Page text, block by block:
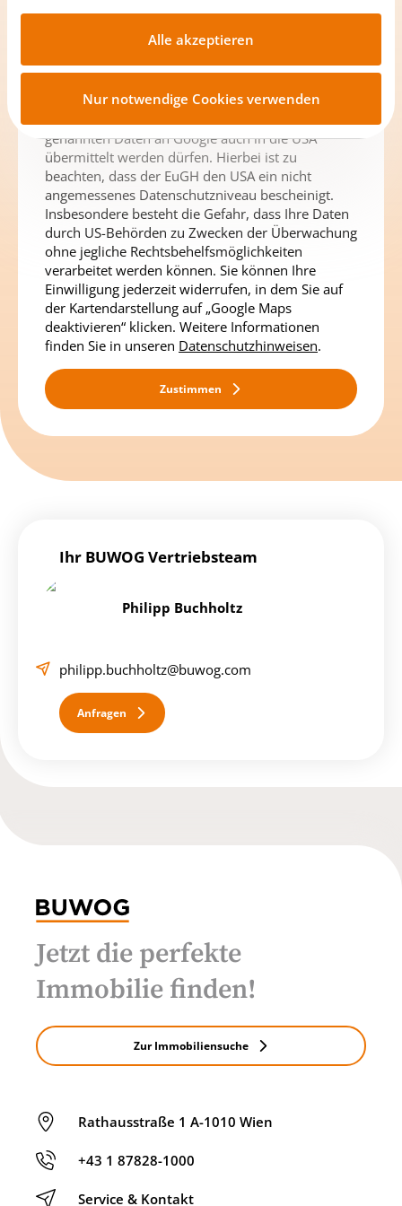
Alle akzeptieren
Nur notwendige Cookies verwenden
der Aktivierung von Google Maps zu, dass wir auf
Grund des Ladens der Karten Ihre IP-Adresse und
Browsers an Google übermitteln. Mit Ihrer
genannten Daten an Google auch in die USA
übermittelt werden dürfen. Hierbei ist zu
beachten, dass der EuGH den USA ein nicht
angemessenes Datenschutzniveau bescheinigt.
Insbesondere besteht die Gefahr, dass Ihre Daten
durch US-Behörden zu Zwecken der Überwachung
ohne jegliche Rechtsbehelfsmöglichkeiten
verarbeitet werden können. Sie können Ihre
Einwilligung jederzeit widerrufen, in dem Sie auf
der Kartendarstellung auf „Google Maps
deaktivieren“ klicken. Weitere Informationen
finden Sie in unseren Datenschutzhinweisen.
Zustimmen
Ihr BUWOG Vertriebsteam
Philipp Buchholtz
philipp.buchholtz@buwog.com
Anfragen
Rathausstraße 1 A-1010 Wien
+43 1 87828-1000
Service & Kontakt
Jetzt die perfekte
Immobilie finden!
Zur Immobiliensuche